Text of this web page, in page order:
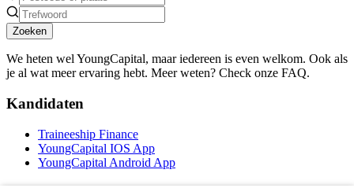
Zoeken
We heten wel YoungCapital, maar iedereen is even welkom. Ook als
je al wat meer ervaring hebt. Meer weten? Check onze FAQ.
Kandidaten
Traineeship Finance
YoungCapital IOS App
YoungCapital Android App